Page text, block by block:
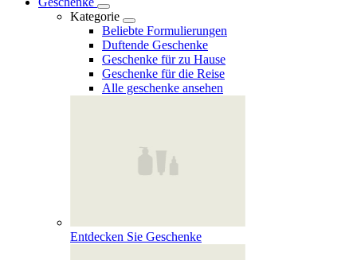
Kategorie
Beliebte Formulierungen
Duftende Geschenke
Geschenke für zu Hause
Geschenke für die Reise
Alle geschenke ansehen
Entdecken Sie Geschenke